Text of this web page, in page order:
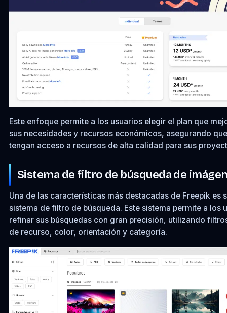
Este enfoque permite a los usuarios elegir el plan que
sus necesidades y recursos económicos, asegurando
tengan acceso a recursos de alta calidad para sus
Sistema de filtro de búsqueda de
Una de las características más destacadas de Freepik es
sistema de filtro de búsqueda. Este sistema permite a los
refinar sus búsquedas con gran precisión, utilizando
de recurso, color, orientación y categoría.